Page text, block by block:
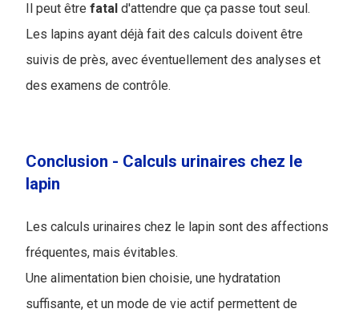
Il peut être fatal d'attendre que ça passe tout seul.
Les lapins ayant déjà fait des calculs doivent être
suivis de près, avec éventuellement des analyses et
des examens de contrôle.
Conclusion - Calculs urinaires chez le
lapin
Les calculs urinaires chez le lapin sont des affections
fréquentes, mais évitables.
Une alimentation bien choisie, une hydratation
suffisante, et un mode de vie actif permettent de